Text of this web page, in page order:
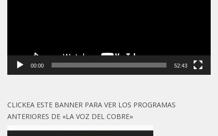
00:00 52:43
CLICKEA ESTE BANNER PARA VER LOS PROGRAMAS
ANTERIORES DE «LA VOZ DEL COBRE»